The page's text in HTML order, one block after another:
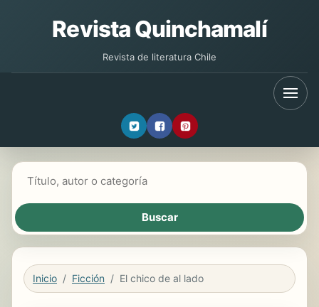
Revista Quinchamalí
Revista de literatura Chile
Inicio Ficción El chico de al lado